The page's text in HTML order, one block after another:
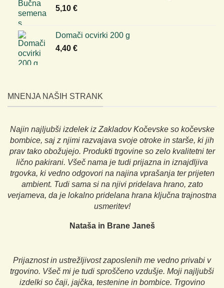
MNENJA NAŠIH STRANK
Najin najljubši izdelek iz Zakladov Kočevske so kočevske
bombice, saj z njimi razvajava svoje otroke in starše, ki jih
prav tako obožujejo. Produkti trgovine so zelo kvalitetni ter
lično pakirani. Všeč nama je tudi prijazna in iznajdljiva
trgovka, ki vedno odgovori na najina vprašanja ter prijeten
ambient. Tudi sama si na njivi pridelava hrano, zato
verjameva, da je lokalno pridelana hrana ključna trajnostna
usmeritev!
Nataša in Brane Janeš
Prijaznost in ustrežljivost zaposlenih me vedno privabi v
trgovino. Všeč mi je tudi sproščeno vzdušje. Moji najljubši
izdelki so čaji, jajčka, testenine in bombice. Trgovino
5,10 €
Domači ocvirki 200 g
4,40 €